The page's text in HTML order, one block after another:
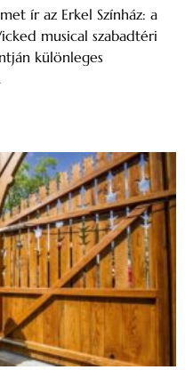
ír az Erkel Színház: a
musical szabadtéri
különleges